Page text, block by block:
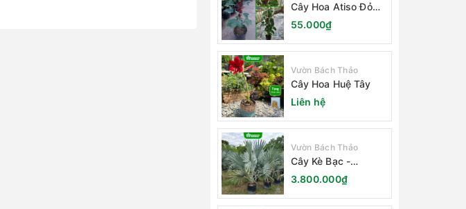
Cây Hoa Atiso Đỏ
(Bụt Gấm Hibiscus)
55.000₫
Vườn Bách Thảo
Cây Hoa Huệ Tây
Liên hệ
Vườn Bách Thảo
Cây Kè Bạc -
Smarckia Nobilis
3.800.000₫